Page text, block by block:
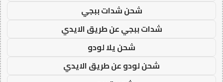
شحن شدات ببجي
شدات ببجي عن طريق الايدي
شحن يلا لودو
شحن لودو عن طريق الايدي